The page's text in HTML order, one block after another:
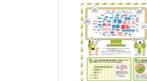
住宅・建材・建設・不動産
運輸・観光
周年・記念日
マーケティング・調査
新聞